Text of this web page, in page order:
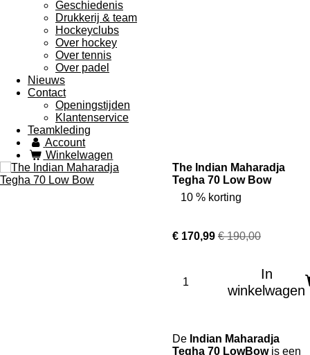
Geschiedenis
Drukkerij & team
Hockeyclubs
Over hockey
Over tennis
Over padel
Nieuws
Contact
Openingstijden
Klantenservice
Teamkleding
Account
Winkelwagen
The Indian Maharadja
Tegha 70 Low Bow
10 % korting
€ 170,99 € 190,00
In
winkelwagen
De Indian Maharadja
Tegha 70 LowBowis een